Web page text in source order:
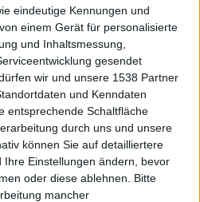
eindeutige Kennungen und
einem Gerät für personalisierte
und Inhaltsmessung,
gesendet
wir und unsere 1538 Partner
und Kenndaten
entsprechende Schaltfläche
durch uns und unsere
können Sie auf detailliertere
Einstellungen ändern, bevor
oder diese ablehnen.
Bitte
mancher
Texten nur so strotzt.
das Herz eines jeden
mit den Worten „Du
da hab ich mich schon
mit einem waschechten Black-
Auch “WEISSE ZÄHNE“
die Metal-Seite des
Schmunzeln. “Deine Frisur
headgebangt“, pöbelt der
der Richtige…